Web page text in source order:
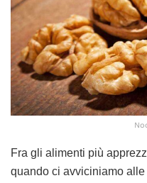
Fra gli alimenti più
quando ci avviciniamo alle